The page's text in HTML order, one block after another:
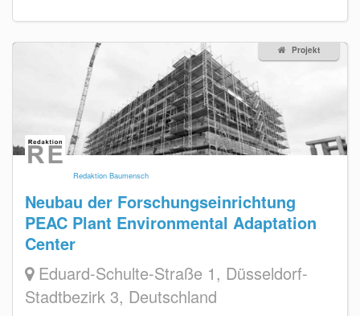
Projekt
Redaktion Baumensch
Neubau der Forschungseinrichtung
PEAC Plant Environmental Adaptation
Center
Eduard-Schulte-Straße 1, Düsseldorf-
Stadtbezirk 3, Deutschland